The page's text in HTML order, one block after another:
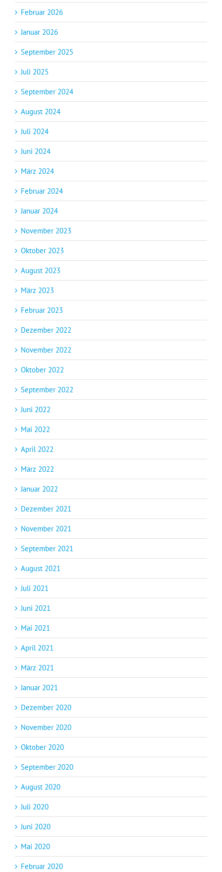
Februar 2026
Januar 2026
September 2025
Juli 2025
September 2024
August 2024
Juli 2024
Juni 2024
März 2024
Februar 2024
Januar 2024
November 2023
Oktober 2023
August 2023
März 2023
Februar 2023
Dezember 2022
November 2022
Oktober 2022
September 2022
Juni 2022
Mai 2022
April 2022
März 2022
Januar 2022
Dezember 2021
November 2021
September 2021
August 2021
Juli 2021
Juni 2021
Mai 2021
April 2021
März 2021
Januar 2021
Dezember 2020
November 2020
Oktober 2020
September 2020
August 2020
Juli 2020
Juni 2020
Mai 2020
Februar 2020